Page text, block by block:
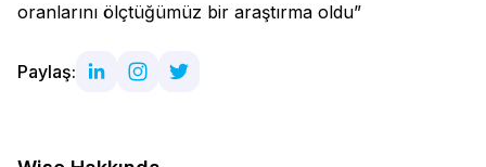
oranlarını ölçtüğümüz bir araştırma oldu”
Paylaş: